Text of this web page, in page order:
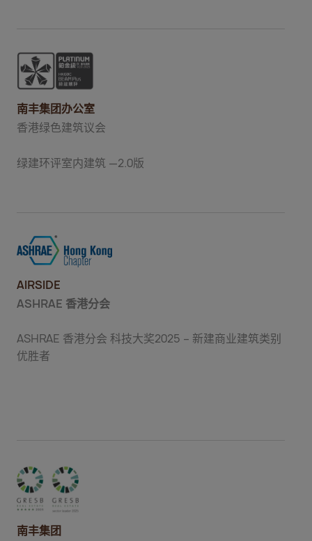
南丰集团办公室
香港绿色建筑议会
绿建环评室内建筑 —2.0版
AIRSIDE
ASHRAE 香港分会
ASHRAE 香港分会 科技大奖2025 – 新建商业建筑类别
优胜者
南丰集团